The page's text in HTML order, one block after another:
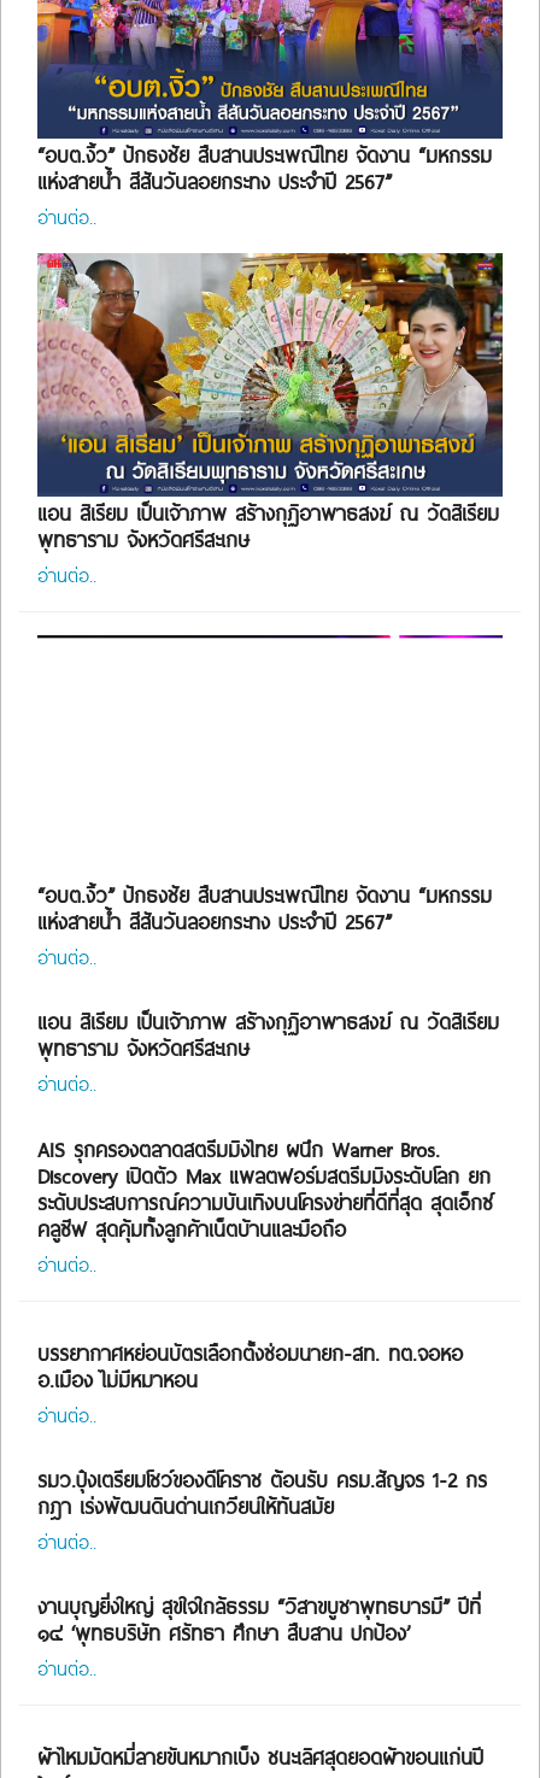
“อบต.งิ้ว” ปักธงชัย สืบสานประเพณีไทย จัดงาน “มหกรรม
แห่งสายน้ำ สีสันวันลอยกระทง ประจำปี 2567”
อ่านต่อ..
แอน สิเรียม เป็นเจ้าภาพ สร้างกุฏิอาพาธสงฆ์ ณ วัดสิเรียม
พุทธาราม จังหวัดศรีสะเกษ
อ่านต่อ..
“อบต.งิ้ว” ปักธงชัย สืบสานประเพณีไทย จัดงาน “มหกรรม
แห่งสายน้ำ สีสันวันลอยกระทง ประจำปี 2567”
อ่านต่อ..
แอน สิเรียม เป็นเจ้าภาพ สร้างกุฏิอาพาธสงฆ์ ณ วัดสิเรียม
พุทธาราม จังหวัดศรีสะเกษ
อ่านต่อ..
AIS รุกครองตลาดสตรีมมิงไทย ผนึก Warner Bros.
Discovery เปิดตัว Max แพลตฟอร์มสตรีมมิงระดับโลก ยก
ระดับประสบการณ์ความบันเทิงบนโครงข่ายที่ดีที่สุด สุดเอ็กซ์
คลูซีฟ สุดคุ้มทั้งลูกค้าเน็ตบ้านและมือถือ
อ่านต่อ..
บรรยากาศหย่อนบัตรเลือกตั้งซ่อมนายก-สท. ทต.จอหอ
อ.เมือง ไม่มีหมาหอน
อ่านต่อ..
รมว.ปุ๋งเตรียมโชว์ของดีโคราช ต้อนรับ ครม.สัญจร 1-2 กร
กฎา เร่งพัฒนดินด่านเกวียนให้ทันสมัย
อ่านต่อ..
งานบุญยิ่งใหญ่ สุขใจใกล้ธรรม “วิสาขบูชาพุทธบารมี” ปีที่
๑๔ ‘พุทธบริษัท ศรัทธา ศึกษา สืบสาน ปกป้อง’
อ่านต่อ..
ผ้าไหมมัดหมี่ลายขันหมากเบ็ง ชนะเลิศสุดยอดผ้าขอนแก่นปี